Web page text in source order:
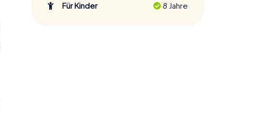
Für Kinder
8 Jahre